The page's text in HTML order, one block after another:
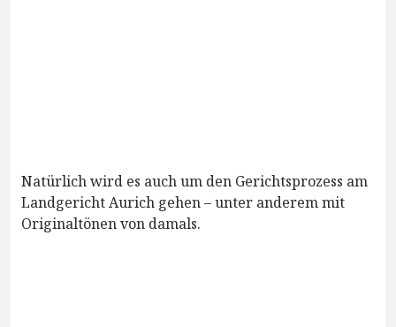
Natürlich wird es auch um den Gerichtsprozess am
Landgericht Aurich gehen – unter anderem mit
Originaltönen von damals.